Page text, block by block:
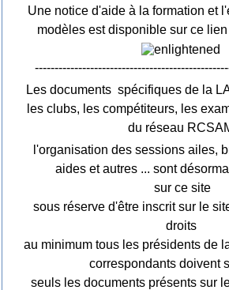
Une notice d'aide à la formation et
modèles est disponible sur ce lien
Les documents spécifiques de la
les clubs, les compétiteurs, les
du réseau
l'organisation des sessions ailes,
aides et autres ... sont
sur ce site
sous réserve d'être inscrit sur le
droits
au minimum tous les présidents de
correspondants doivent
seuls les documents présents sur